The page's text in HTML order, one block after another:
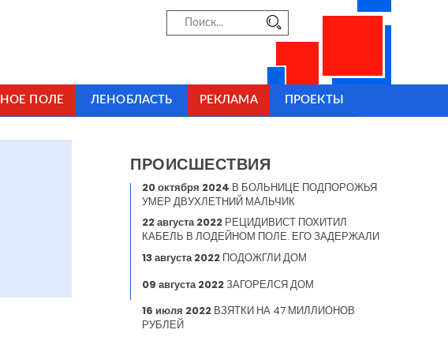
ПОЛЕ ЛЕНОБЛАСТЬ РЕКЛАМА ПРОЕКТЫ
ПРОИСШЕСТВИЯ
20 октября 2024 В БОЛЬНИЦЕ ПОДПОРОЖЬЯ
УМЕР ДВУХЛЕТНИЙ МАЛЬЧИК
22 августа 2022 РЕЦИДИВИСТ ПОХИТИЛ
КАБЕЛЬ В ЛОДЕЙНОМ ПОЛЕ. ЕГО ЗАДЕРЖАЛИ
13 августа 2022 ПОДОЖГЛИ ДОМ
09 августа 2022ЗАГОРЕЛСЯ ДОМ
16 июля 2022 ВЗЯТКИ НА 47 МИЛЛИОНОВ
РУБЛЕЙ